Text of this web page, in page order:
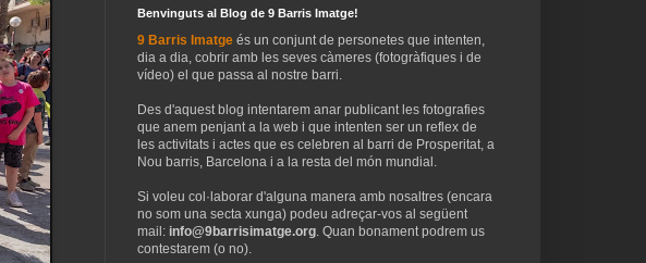
Benvinguts al Blog de 9 Barris Imatge!
9 Barris Imatge és un conjunt de personetes que intenten,
dia a dia, cobrir amb les seves càmeres (fotogràfiques i de
vídeo) el que passa al nostre barri.
Des d'aquest blog intentarem anar publicant les fotografies
que anem penjant a la web i que intenten ser un reflex de
les activitats i actes que es celebren al barri de Prosperitat, a
Nou barris, Barcelona i a la resta del món mundial.
Si voleu col·laborar d'alguna manera amb nosaltres (encara
no som una secta xunga) podeu adreçar-vos al següent
mail: info@9barrisimatge.org. Quan bonament podrem us
contestarem (o no).